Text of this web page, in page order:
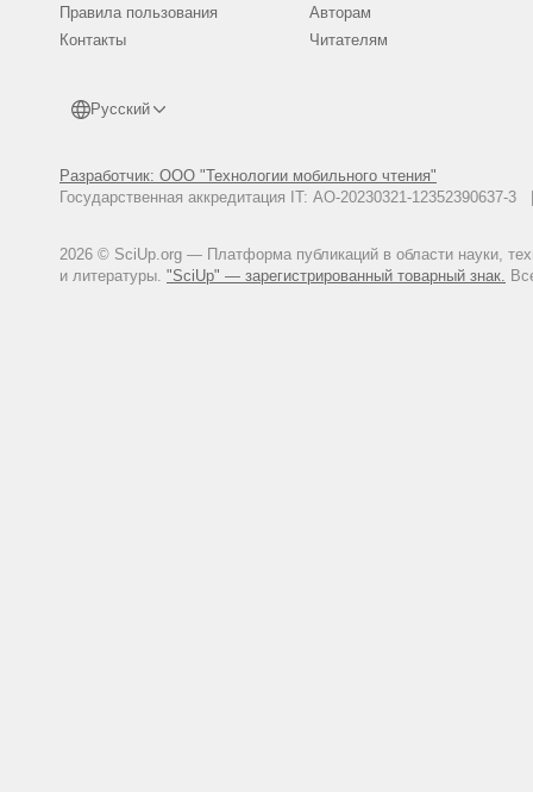
Shleikin A.G., Krasnikova L.V.,
whey protein cross-linking//
Wroclaw. 2009. P. 101-112.
Правила пользования
Контакты
Русский
Разработчик: ООО "Технологии мобильного чтения"
Государственная аккредитация IT: АО-20230321-
2026 © SciUp.org — Платформа публикаций в области науки,
и литературы. "SciUp" — зарегистрированный товарный знак.
Авторам
Читателям